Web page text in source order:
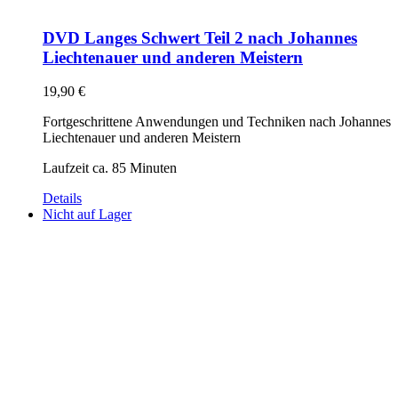
DVD Langes Schwert Teil 2 nach Johannes
Liechtenauer und anderen Meistern
19,90 €
Fortgeschrittene Anwendungen und Techniken nach Johannes
Liechtenauer und anderen Meistern
Laufzeit ca. 85 Minuten
Details
Nicht auf Lager